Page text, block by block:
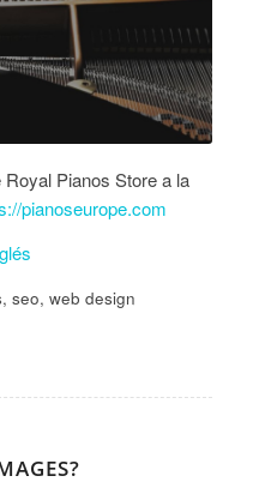
Pianos Store a la
pianoseurope.com
, seo, web design